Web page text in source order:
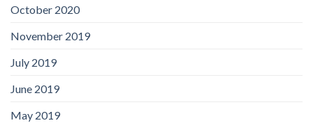
October 2020
November 2019
July 2019
June 2019
May 2019